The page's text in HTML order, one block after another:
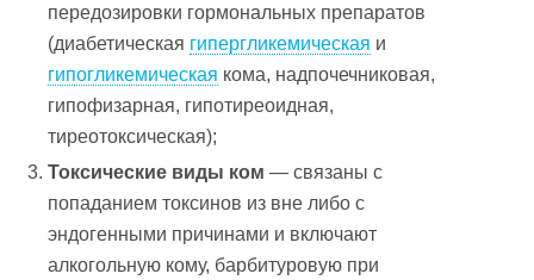
передозировки гормональных препаратов
(диабетическая гипергликемическая и
гипогликемическая кома, надпочечниковая,
гипофизарная, гипотиреоидная,
тиреотоксическая);
Токсические виды ком — связаны с
попаданием токсинов из вне либо с
эндогенными причинами и включают
алкогольную кому, барбитуровую при